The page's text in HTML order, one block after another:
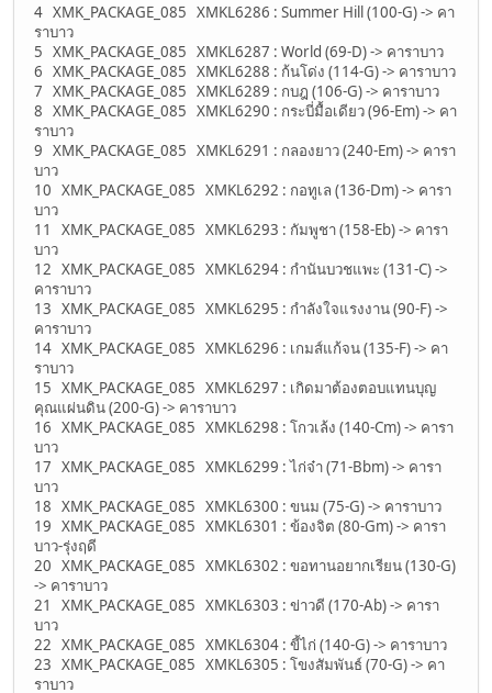
4 XMK_PACKAGE_085 XMKL6286 : Summer Hill (100-G) -> คา
ราบาว
5 XMK_PACKAGE_085 XMKL6287 : World (69-D) -> คาราบาว
6 XMK_PACKAGE_085 XMKL6288 : ก้นโด่ง (114-G) -> คาราบาว
7 XMK_PACKAGE_085 XMKL6289 : กบฎ (106-G) -> คาราบาว
8 XMK_PACKAGE_085 XMKL6290 : กระบี่มื้อเดียว (96-Em) -> คา
ราบาว
9 XMK_PACKAGE_085 XMKL6291 : กลองยาว (240-Em) -> คารา
บาว
10 XMK_PACKAGE_085 XMKL6292 : กอทูเล (136-Dm) -> คารา
บาว
11 XMK_PACKAGE_085 XMKL6293 : กัมพูชา (158-Eb) -> คารา
บาว
12 XMK_PACKAGE_085 XMKL6294 : กำนันบวชแพะ (131-C) ->
คาราบาว
13 XMK_PACKAGE_085 XMKL6295 : กำลังใจแรงงาน (90-F) ->
คาราบาว
14 XMK_PACKAGE_085 XMKL6296 : เกมส์แก้จน (135-F) -> คา
ราบาว
15 XMK_PACKAGE_085 XMKL6297 : เกิดมาต้องตอบแทนบุญ
คุณแผ่นดิน (200-G) -> คาราบาว
16 XMK_PACKAGE_085 XMKL6298 : โกวเล้ง (140-Cm) -> คารา
บาว
17 XMK_PACKAGE_085 XMKL6299 : ไก่จ๋า (71-Bbm) -> คารา
บาว
18 XMK_PACKAGE_085 XMKL6300 : ขนม (75-G) -> คาราบาว
19 XMK_PACKAGE_085 XMKL6301 : ข้องจิต (80-Gm) -> คารา
บาว-รุ่งฤดี
20 XMK_PACKAGE_085 XMKL6302 : ขอทานอยากเรียน (130-G)
-> คาราบาว
21 XMK_PACKAGE_085 XMKL6303 : ข่าวดี (170-Ab) -> คารา
บาว
22 XMK_PACKAGE_085 XMKL6304 : ขี้ไก่ (140-G) -> คาราบาว
23 XMK_PACKAGE_085 XMKL6305 : โขงสัมพันธ์ (70-G) -> คา
ราบาว